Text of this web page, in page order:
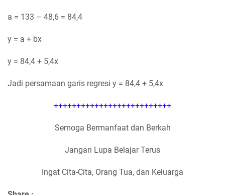
a = 133 – 48,6 = 84,4
y = a + bx
y = 84,4 + 5,4x
Jadi persamaan garis regresi y = 84,4 + 5,4x
++++++++++++++++++++++++++
Semoga Bermanfaat dan Berkah
Jangan Lupa Belajar Terus
Ingat Cita-Cita, Orang Tua, dan Keluarga